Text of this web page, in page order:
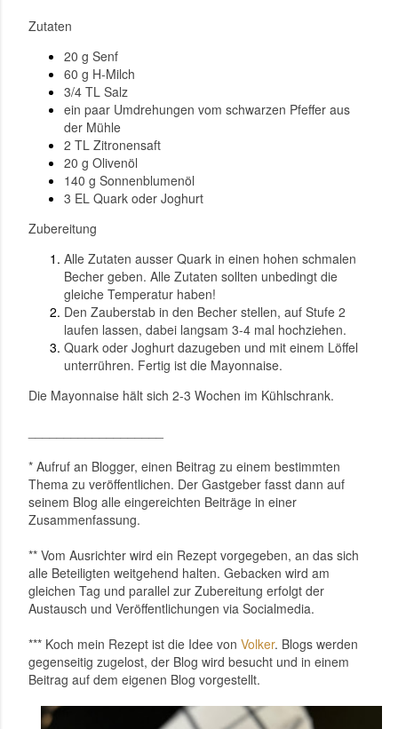
Zutaten
20 g Senf
60 g H-Milch
3/4 TL Salz
ein paar Umdrehungen vom schwarzen Pfeffer aus
der Mühle
2 TL Zitronensaft
20 g Olivenöl
140 g Sonnenblumenöl
3 EL Quark oder Joghurt
Zubereitung
Alle Zutaten ausser Quark in einen hohen schmalen
Becher geben. Alle Zutaten sollten unbedingt die
gleiche Temperatur haben!
Den Zauberstab in den Becher stellen, auf Stufe 2
laufen lassen, dabei langsam 3-4 mal hochziehen.
Quark oder Joghurt dazugeben und mit einem Löffel
unterrühren. Fertig ist die Mayonnaise.
Die Mayonnaise hält sich 2-3 Wochen im Kühlschrank.
* Aufruf an Blogger, einen Beitrag zu einem bestimmten
Thema zu veröffentlichen. Der Gastgeber fasst dann auf
seinem Blog alle eingereichten Beiträge in einer
Zusammenfassung.
** Vom Ausrichter wird ein Rezept vorgegeben, an das sich
alle Beteiligten weitgehend halten. Gebacken wird am
gleichen Tag und parallel zur Zubereitung erfolgt der
Austausch und Veröffentlichungen via Socialmedia.
*** Koch mein Rezept ist die Idee von Volker. Blogs werden
gegenseitig zugelost, der Blog wird besucht und in einem
Beitrag auf dem eigenen Blog vorgestellt.